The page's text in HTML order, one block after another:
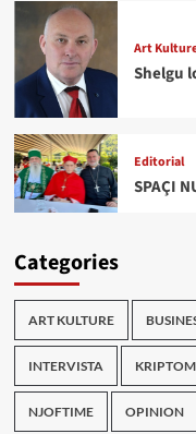
Art
Shelgu
Editorial
SPAÇI
Categories
ART KULTURE
INTERVISTA
NJOFTIME OPINION